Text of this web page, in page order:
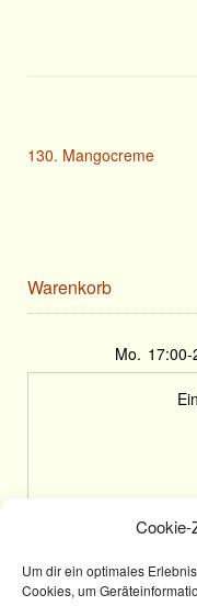
Cookie-
Um dir ein optimales
Cookies, um
130. Mangocreme
Warenkorb
Mo. 17:00-